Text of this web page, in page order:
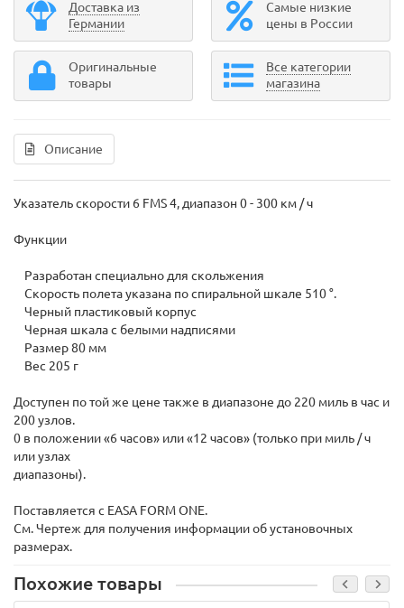
Доставка из
Германии
Самые низкие
цены в России
Оригинальные
товары
Все категории
магазина
Описание
Указатель скорости 6 FMS 4, диапазон 0 - 300 км / ч
Функции
Разработан специально для скольжения
Скорость полета указана по спиральной шкале 510 °.
Черный пластиковый корпус
Черная шкала с белыми надписями
Размер 80 мм
Вес 205 г
Доступен по той же цене также в диапазоне до 220 миль в час и
200 узлов.
0 в положении «6 часов» или «12 часов» (только при миль / ч
или узлах
диапазоны).
Поставляется с EASA FORM ONE.
См. Чертеж для получения информации об установочных
размерах.
Похожие товары